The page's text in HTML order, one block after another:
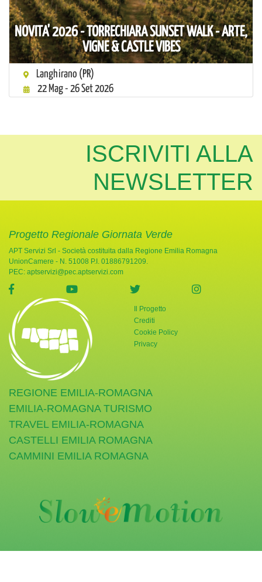
NOVITA' 2026 - TORRECHIARA SUNSET WALK - ARTE,
VIGNE & CASTLE VIBES
Langhirano (PR)
22 Mag - 26 Set 2026
ISCRIVITI ALLA
NEWSLETTER
Progetto Regionale Giornata Verde
APT Servizi Srl - Società costituita dalla Regione Emilia Romagna
UnionCamere - N. 51008 P.I. 01886791209.
PEC: aptservizi@pec.aptservizi.com
visita la pagina Facebook di Giornata Verde
visita la pagina YouTube di Giornata
visita la pagina Twitter di
visita la
Il Progetto
Crediti
Cookie Policy
Privacy
REGIONE EMILIA-ROMAGNA
EMILIA-ROMAGNA TURISMO
TRAVEL EMILIA-ROMAGNA
CASTELLI EMILIA ROMAGNA
CAMMINI EMILIA ROMAGNA